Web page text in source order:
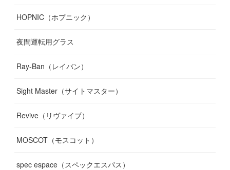
HOPNIC（ホプニック）
夜間運転用グラス
Ray-Ban（レイバン）
Sight Master（サイトマスター）
Revive（リヴァイブ）
MOSCOT（モスコット）
spec espace（スペックエスパス）